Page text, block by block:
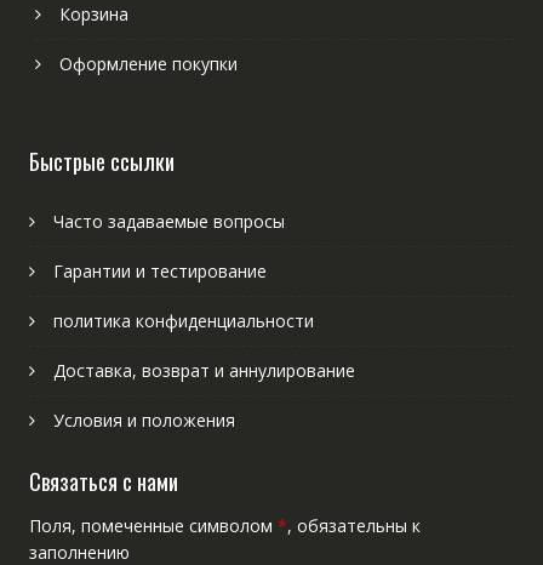
Корзина
Оформление покупки
Быстрые ссылки
Часто задаваемые вопросы
Гарантии и тестирование
политика конфиденциальности
Доставка, возврат и аннулирование
Условия и положения
Связаться с нами
Поля, помеченные символом *, обязательны к
заполнению